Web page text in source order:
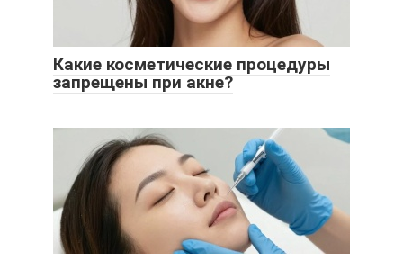
Какие косметические процедуры
запрещены при акне?